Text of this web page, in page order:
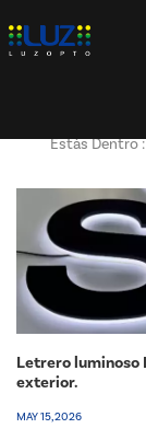
Estás Dentro :
Letrero luminoso
exterior.
MAY 15, 2026